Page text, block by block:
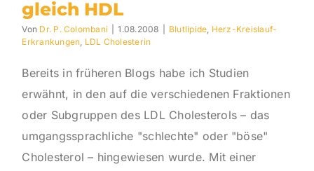
gleich HDL
Von Dr. P. Colombani 1.08.2008 Blutlipide, Herz-Kreislauf-
Erkrankungen, LDL Cholesterin
Bereits in früheren Blogs habe ich Studien
erwähnt, in den auf die verschiedenen Fraktionen
oder Subgruppen des LDL Cholesterols – das
umgangssprachliche "schlechte" oder "böse"
Cholesterol – hingewiesen wurde. Mit einer